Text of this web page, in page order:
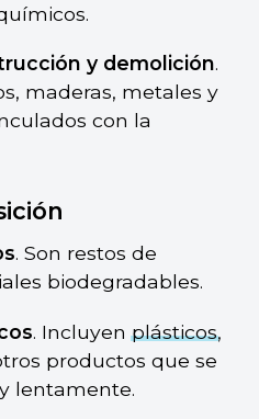
y demolición.
maderas, metales y
con la
. Son restos de
biodegradables.
. Incluyenplásticos,
productos que se
lentamente.